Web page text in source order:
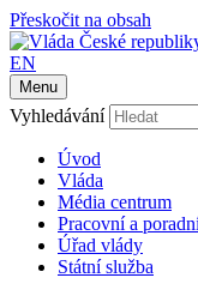
Přeskočit na obsah
EN
Menu
Vyhledávání
Úvod
Vláda
Média centrum
Pracovní a
Úřad vlády
Státní služba